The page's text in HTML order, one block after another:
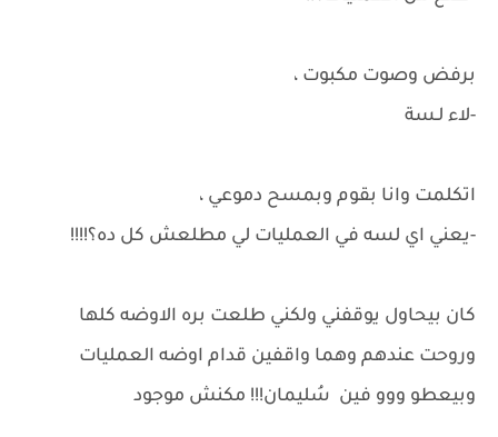
برفض وصوت مكبوت ،
-لاء لـسة
اتكلمت وانا بقوم وبمسح دموعي ،
-يعني اي لسه في العمليات لي مطلعش كل ده؟!!!!
كان بيحاول يوقفني ولكني طلعت بره الاوضه كلها
وروحت عندهم وهما واقفين قدام اوضه العمليات
وبيعطو ووو فين سُليمان!!! مكنش موجود